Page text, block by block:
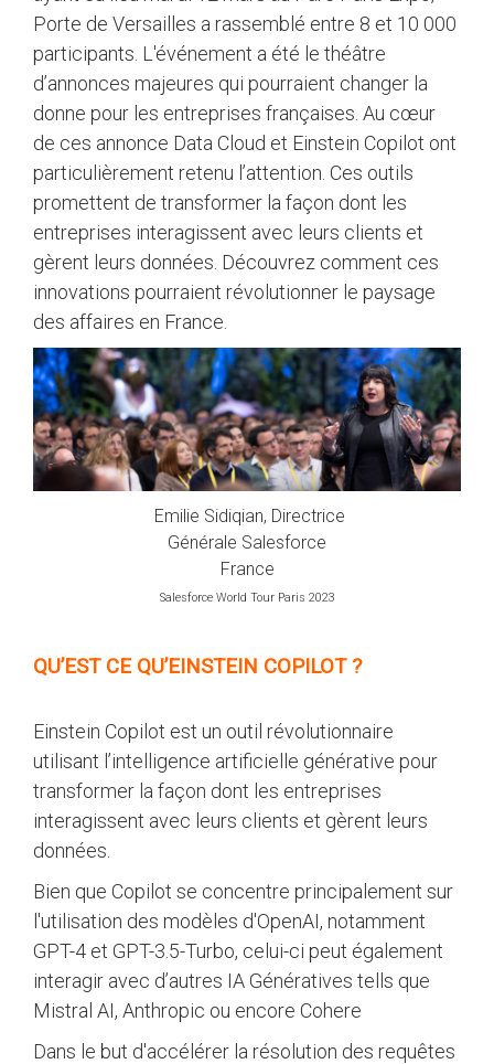
Porte de Versailles a rassemblé entre 8 et 10 000
participants. L'événement a été le théâtre
d’annonces majeures qui pourraient changer la
donne pour les entreprises françaises. Au cœur
de ces annonce Data Cloud et Einstein Copilot ont
particulièrement retenu l’attention. Ces outils
promettent de transformer la façon dont les
entreprises interagissent avec leurs clients et
gèrent leurs données. Découvrez comment ces
innovations pourraient révolutionner le paysage
des affaires en France.
Emilie Sidiqian, Directrice
Générale Salesforce
France
Salesforce World Tour Paris 2023
QU’EST CE QU’EINSTEIN COPILOT ?
Einstein Copilot est un outil révolutionnaire
utilisant l’intelligence artificielle générative pour
transformer la façon dont les entreprises
interagissent avec leurs clients et gèrent leurs
données.
Bien que Copilot se concentre principalement sur
l'utilisation des modèles d'OpenAI, notamment
GPT-4 et GPT-3.5-Turbo, celui-ci peut également
interagir avec d’autres IA Génératives tells que
Mistral AI, Anthropic ou encore Cohere
Dans le but d'accélérer la résolution des requêtes